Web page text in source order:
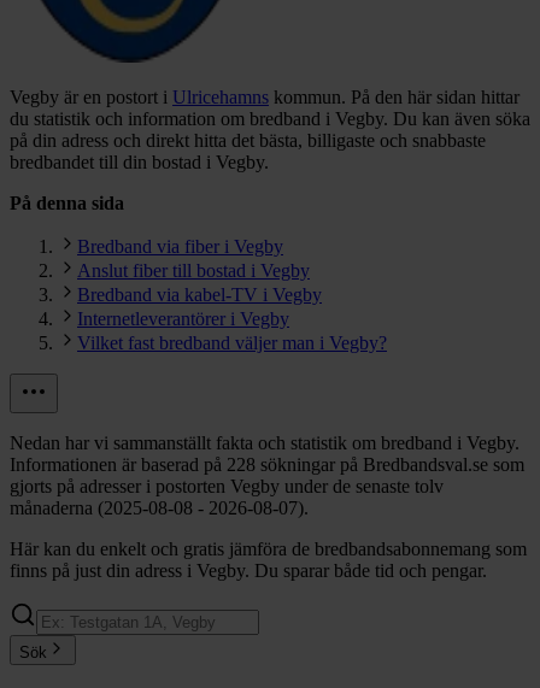
Vegby är en postort i Ulricehamns kommun. På den här sidan hittar
du statistik och information om bredband i Vegby. Du kan även söka
på din adress och direkt hitta det bästa, billigaste och snabbaste
bredbandet till din bostad i Vegby.
På denna sida
Bredband via fiber i Vegby
Anslut fiber till bostad i Vegby
Bredband via kabel-TV i Vegby
Internetleverantörer i Vegby
Vilket fast bredband väljer man i Vegby?
Nedan har vi sammanställt fakta och statistik om bredband i Vegby.
Informationen är baserad på 228 sökningar på Bredbandsval.se som
gjorts på adresser i postorten Vegby under de senaste tolv
månaderna (2025-08-08 - 2026-08-07).
Här kan du enkelt och gratis jämföra de bredbandsabonnemang som
finns på just din adress i Vegby. Du sparar både tid och pengar.
Sök